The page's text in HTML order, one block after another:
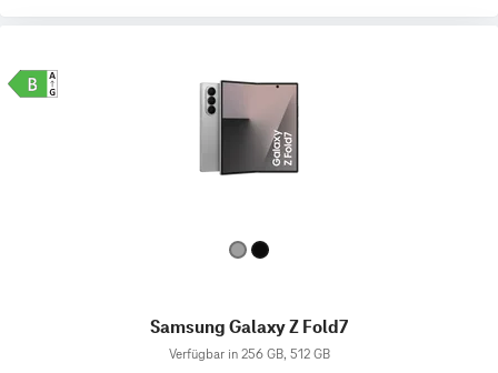
Samsung Galaxy Z Fold7
Verfügbar in 256 GB, 512 GB